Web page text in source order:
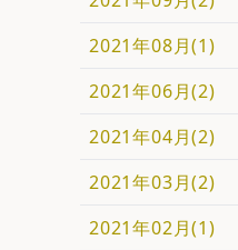
2021年08月(1)
2021年06月(2)
2021年04月(2)
2021年03月(2)
2021年02月(1)